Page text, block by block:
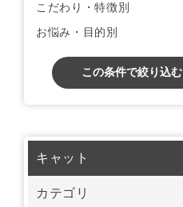
こだわり・特徴別
お悩み・目的別
この条件で絞り込む
キャット
カテゴリ